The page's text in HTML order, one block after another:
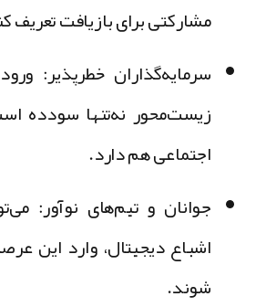
مشارکتی برای بازیافت تعریف
سرمایه‌گذاران خطرپذیر:ورود
زیست‌محور نه‌تنها سودده
اجتماعی هم دارد.
جوانان و تیم‌های نوآور:
اشباع دیجیتال، وارد این
شوند.